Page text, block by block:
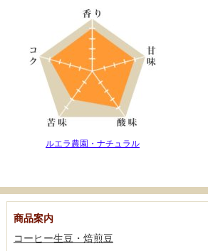
ルエラ農園・ナチュラル
商品案内
コーヒー生豆・焙煎豆